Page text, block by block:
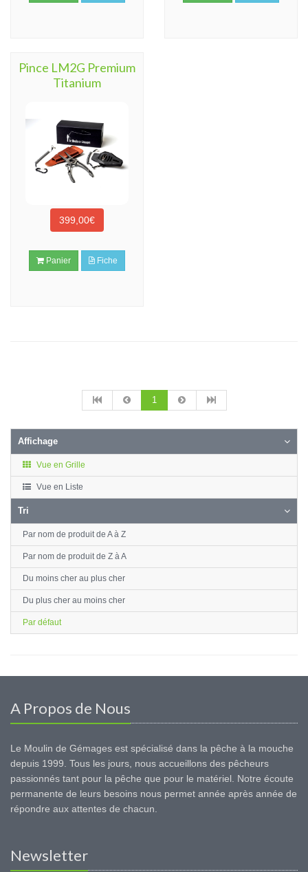
Pince LM2G Premium
Titanium
399,00€
Panier Fiche
1
Affichage
Vue en Grille
Vue en Liste
Tri
Par nom de produit de A à Z
Par nom de produit de Z à A
Du moins cher au plus cher
Du plus cher au moins cher
Par défaut
A Propos de Nous
Le Moulin de Gémages est spécialisé dans la pêche à la mouche
depuis 1999. Tous les jours, nous accueillons des pêcheurs
passionnés tant pour la pêche que pour le matériel. Notre écoute
permanente de leurs besoins nous permet année après année de
répondre aux attentes de chacun.
Newsletter